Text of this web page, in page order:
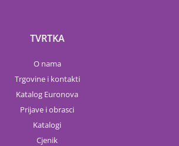
TVRTKA
O nama
Trgovine i kontakti
Katalog Euronova
Prijave i obrasci
Katalogi
Cjenik